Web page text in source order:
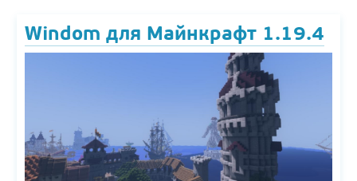
Windom для Майнкрафт 1.19.4